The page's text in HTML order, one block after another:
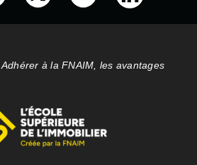
Adhérer à la FNAIM, les avantages